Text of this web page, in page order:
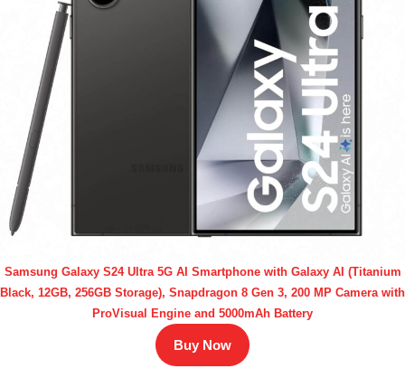
Samsung Galaxy S24 Ultra 5G AI Smartphone with Galaxy AI (Titanium
Black, 12GB, 256GB Storage), Snapdragon 8 Gen 3, 200 MP Camera with
ProVisual Engine and 5000mAh Battery
Buy Now